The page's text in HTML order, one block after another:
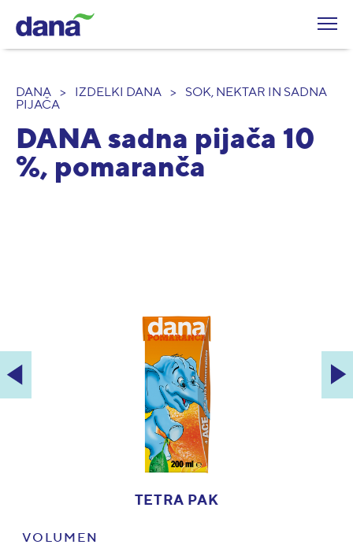
DANA > IZDELKI DANA >
SOK, NEKTAR IN SADNA
PIJAČA
DANA sadna pijača 10
%, pomaranča
TETRA PAK
VOLUMEN